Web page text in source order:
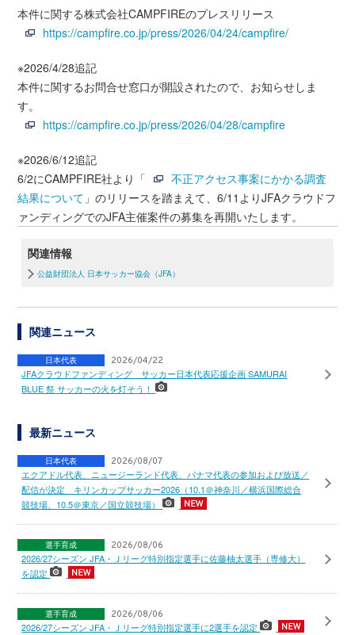
本件に関する株式会社CAMPFIREのプレスリリース
https://campfire.co.jp/press/2026/04/24/campfire/
※2026/4/28追記
本件に関するお問合せ窓口が開設されたので、お知らせしま
す。
https://campfire.co.jp/press/2026/04/28/campfire
※2026/6/12追記
6/2にCAMPFIRE社より「
不正アクセス事案にかかる調査
結果について 」のリリースを踏まえて、6/11よりJFAクラウドフ
ァンディングでのJFA主催案件の募集を再開いたします。
関連情報
公益財団法人 日本サッカー協会（JFA）
関連ニュース
日本代表 2026/04/22
JFAクラウドファンディング サッカー日本代表応援企画 SAMURAI
BLUE 祭 サッカーの火を灯そう！
最新ニュース
日本代表 2026/08/07
エクアドル代表、ニュージーランド代表、パナマ代表の参加および放送／
配信が決定 キリンカップサッカー2026（10.1＠神奈川／横浜国際総合
競技場、10.5＠東京／国立競技場）
選手育成 2026/08/06
2026/27シーズン JFA・Ｊリーグ特別指定選手に佐藤柚太選手（専修大）
を認定
選手育成 2026/08/06
2026/27シーズン JFA・Ｊリーグ特別指定選手に2選手を認定